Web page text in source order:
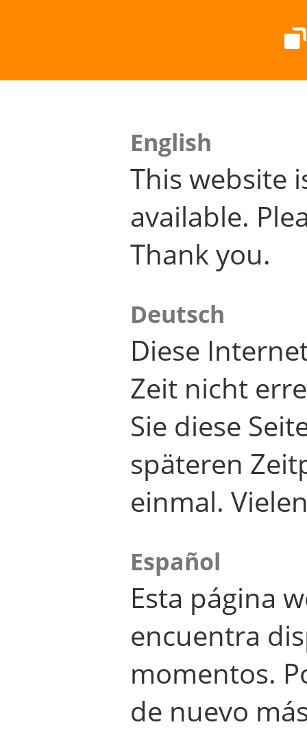
English
This website
available.
Thank you.
Deutsch
Diese
Zeit nicht
Sie diese
späteren
einmal.
Español
Esta página
encuentra
momentos.
de nuevo